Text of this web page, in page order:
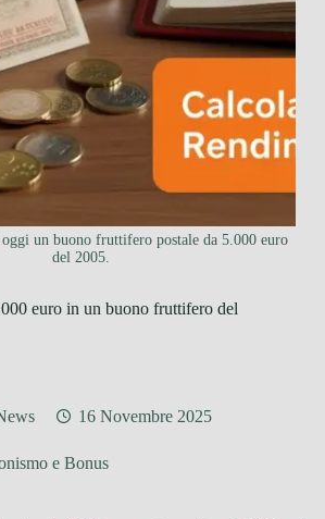
un buono fruttifero postale da 5.000 euro
del 2005.
euro in un buono fruttifero del
16 Novembre 2025
e Bonus